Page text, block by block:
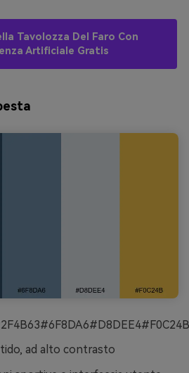
Tavolozza Del Faro Con
Artificiale Gratis
ad alto contrasto